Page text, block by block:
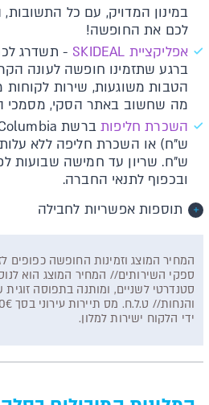
במינון המדויק, עם כל
לכם את החופשה!
אפליקציית SKIDEAL
- תשדרג
ברגע שתזמינו חופשה לעונה
הטבות משוגעות, שירות לקוחות
מה שחשוב באתר הסקי, מסמכי
השכרת חליפות
ש"ח. שריון עד חמישה שבועות
ובכפוף לתנאי החברה.
תוספות אפשריות לחבילה
המחיר המוצג וזמינות החופשה כפופים
סטנדרטי לשניים, ומותנה בתפוסה
ידי הלקוח ישירות למלון.